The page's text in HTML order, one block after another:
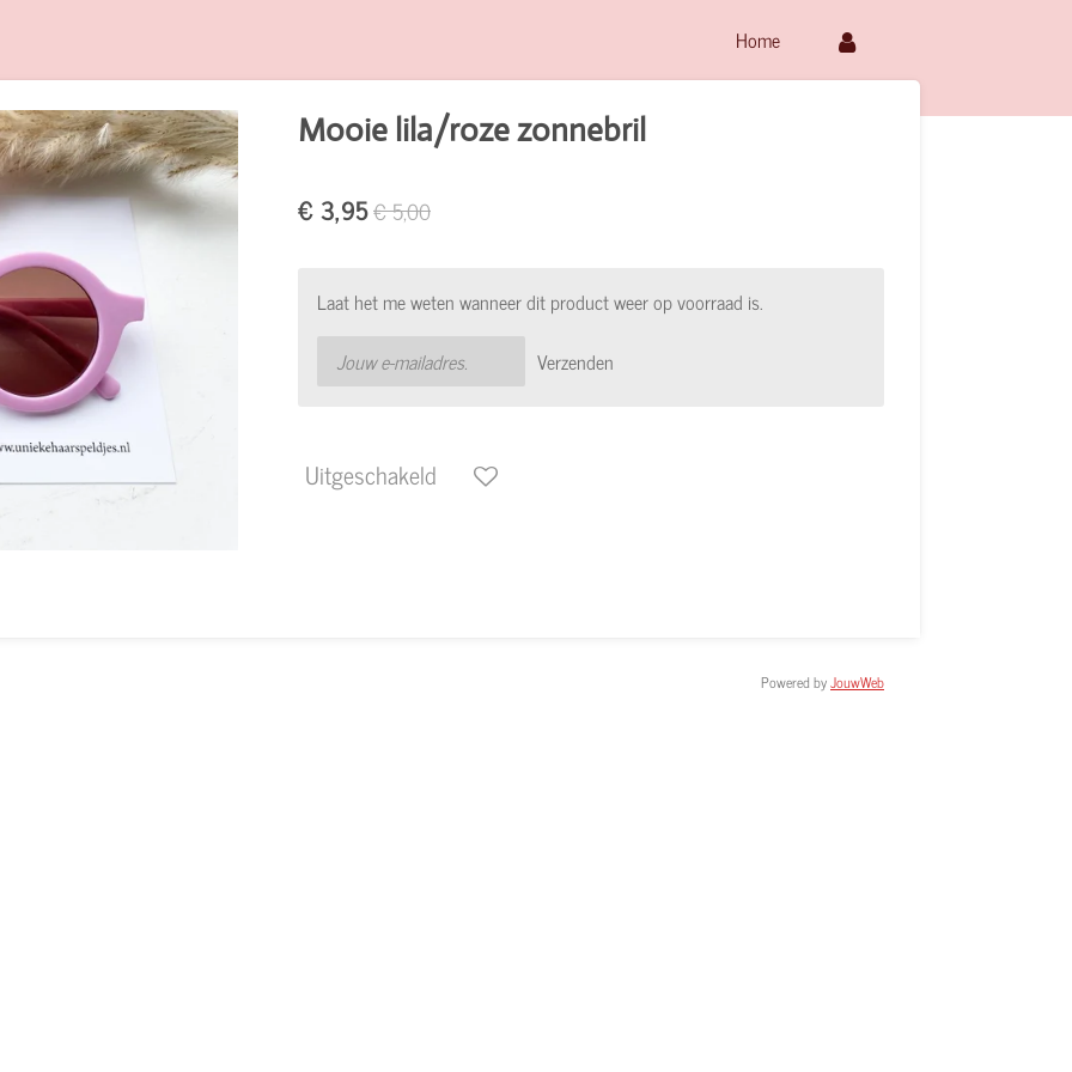
Home
Mooie lila/roze zonnebril
€ 3,95€ 5,00
Laat het me weten wanneer dit product weer op voorraad is.
Verzenden
Uitgeschakeld
Powered byJouwWeb